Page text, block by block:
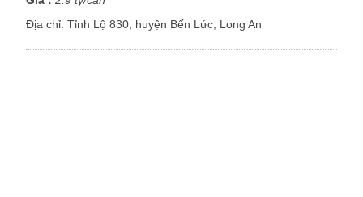
Địa chỉ:Tỉnh Lộ 830, huyện Bến Lức, Long An